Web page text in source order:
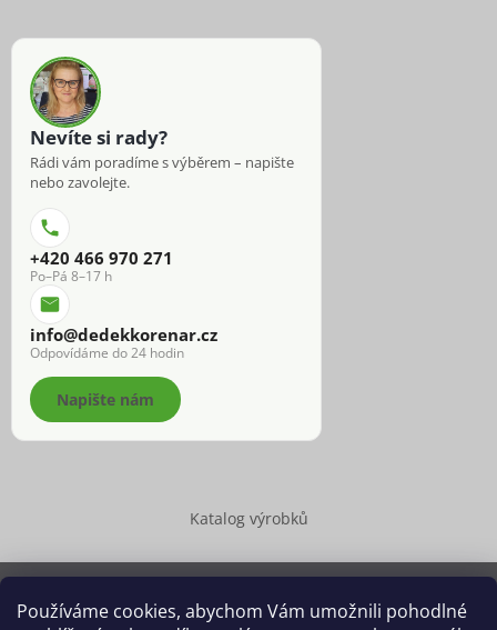
Používáme cookies, abychom Vám umožnili pohodlné
Nevíte si rady?
Rádi vám poradíme s výběrem – napište
nebo zavolejte.
+420 466 970 271
Po–Pá 8–17 h
info@dedekkorenar.cz
Odpovídáme do 24 hodin
Napište nám
Katalog výrobků